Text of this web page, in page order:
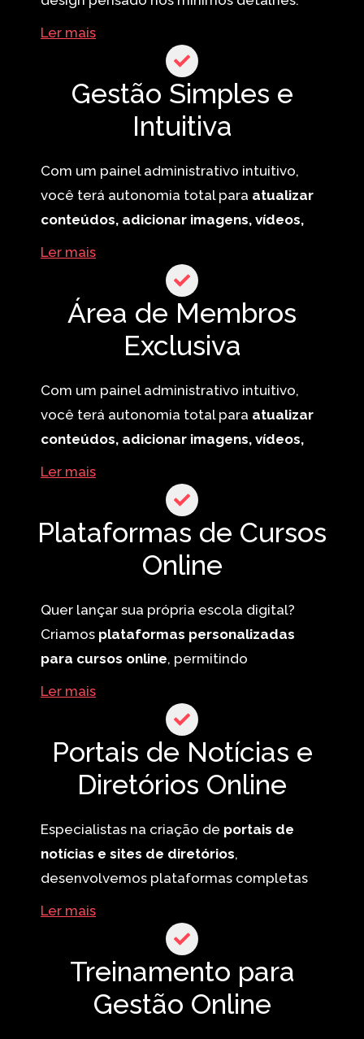
Desde cores e tipografia até imagens e
ícones, garantimos um site visualmente
atraente, moderno e que transmita
profissionalismo. A estética é essencial
para a confiança do usuário e a retenção
Ler mais
Gestão Simples e
Intuitiva
Com um painel administrativo intuitivo,
você terá autonomia total para atualizar
conteúdos, adicionar imagens, vídeos,
publicações e gerenciar promoções
precisar de conhecimento técnico.
Criamos sites fáceis de gerenciar,
permitindo que você mantenha tudo
atualizado sem complicação.
Ler mais
Área de Membros
Exclusiva
Com um painel administrativo intuitivo,
você terá autonomia total para atualizar
conteúdos, adicionar imagens, vídeos,
publicações e gerenciar promoções
precisar de conhecimento técnico.
Criamos sites fáceis de gerenciar,
permitindo que você mantenha tudo
atualizado sem complicação.
Ler mais
Plataformas de Cursos
Online
Quer lançar sua própria escola digital?
Criamos plataformas personalizadas
para cursos online, permitindo
organização de aulas em módulos,
provas, fóruns e muito mais. Tudo isso
com um layout intuitivo e ferramentas
que garantem a melhor experiência para
seus alunos.
Ler mais
Portais de Notícias e
Diretórios Online
Especialistas na criação de portais de
notícias e sites de diretórios,
desenvolvemos plataformas completas
para imobiliárias, buscadores de serviços
e produtos, além de grandes portais
informativos. Criamos soluções escaláveis
e personalizadas para qualquer nicho.
Ler mais
Treinamento para
Gestão Online